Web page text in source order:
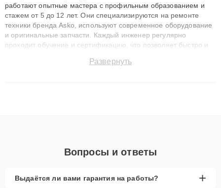
работают опытные мастера с профильным образованием и
стажем от 5 до 12 лет. Они специализируются на ремонте
техники бренда Asko, используют современное оборудование
и оригинальные запчасти. Каждый инженер регулярно
проходит обучение и сертификацию, что позволяет быстро и
сохранением гарантии до 3 лет. Наши мастера решают
Развернуть
Вопросы и ответы
Выдаётся ли вами гарантия на работы? +